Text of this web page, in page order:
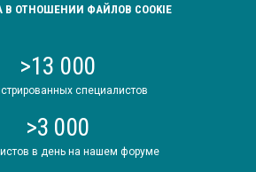
В ОТНОШЕНИИ ФАЙЛОВ COOKIE
>13 000
специалистов
>3 000
в день на нашем форуме